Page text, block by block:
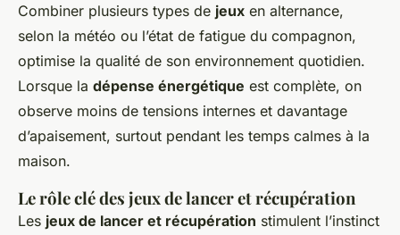
Combiner plusieurs types de jeux en alternance,
selon la météo ou l’état de fatigue du compagnon,
optimise la qualité de son environnement quotidien.
Lorsque la dépense énergétique est complète, on
observe moins de tensions internes et davantage
d’apaisement, surtout pendant les temps calmes à la
maison.
Le rôle clé des jeux de lancer et récupération
Les jeux de lancer et récupération stimulent l’instinct